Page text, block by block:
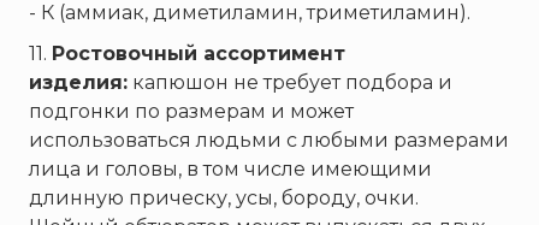
- К (аммиак, диметиламин, триметиламин).
11. Ростовочный ассортимент
изделия: капюшон не требует подбора и
подгонки по размерам и может
использоваться людьми с любыми размерами
лица и головы, в том числе имеющими
длинную прическу, усы, бороду, очки.